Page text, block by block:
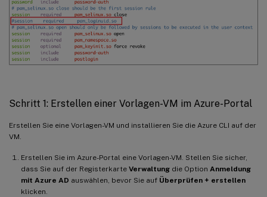
Schritt 1: Erstellen einer Vorlagen-VM im Azure-Portal
Erstellen Sie eine Vorlagen-VM und installieren Sie die Azure CLI auf der
VM.
Erstellen Sie im Azure-Portal eine Vorlagen-VM. Stellen Sie sicher,
dass Sie auf der Registerkarte Verwaltung die Option Anmeldung
mit Azure AD auswählen, bevor Sie auf Überprüfen + erstellen
klicken.